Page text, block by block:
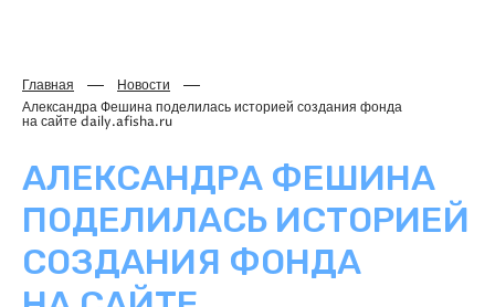
Главная
Новости
Александра Фешина поделилась историей создания фонда
на сайте daily.afisha.ru
АЛЕКСАНДРА ФЕШИНА
ПОДЕЛИЛАСЬ ИСТОРИЕЙ
СОЗДАНИЯ ФОНДА